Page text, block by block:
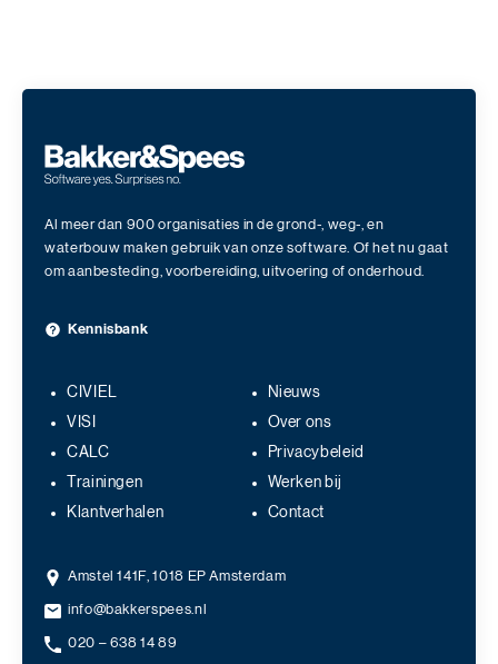
Al meer dan 900 organisaties in de grond-, weg-, en
waterbouw maken gebruik van onze software. Of het nu gaat
om aanbesteding, voorbereiding, uitvoering of onderhoud.
Kennisbank
CIVIEL
VISI
CALC
Trainingen
Klantverhalen
Nieuws
Over ons
Privacybeleid
Werken bij
Contact
Amstel 141F, 1018 EP Amsterdam
info@bakkerspees.nl
020 – 638 14 89